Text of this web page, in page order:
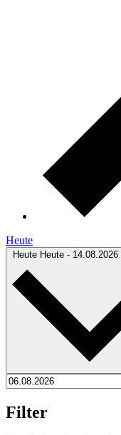
Heute
Heute Heute - 14.08.2026
Filter